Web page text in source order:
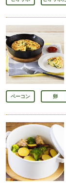
ベーコン 卵